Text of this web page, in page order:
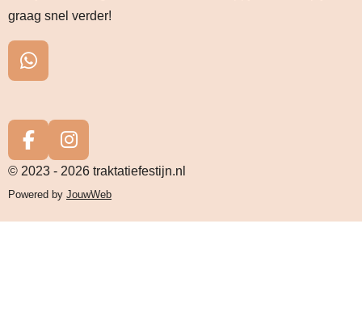
graag snel verder!
W
t
s
A
F
a
b
I
n
s
a
© 2023 - 2026 traktatiefestijn.nl
Powered by JouwWeb